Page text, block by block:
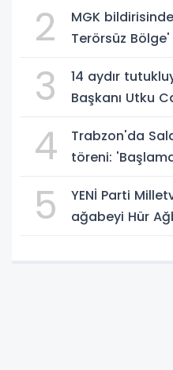
2
MGK
Terörsüz
3
14 aydır
Başkanı Utku
4
Trabzon'da
töreni:
5
YENİ Parti
ağabeyi Hür